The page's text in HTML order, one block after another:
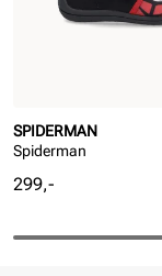
SPIDERMAN
Spiderman
Pris
299,-